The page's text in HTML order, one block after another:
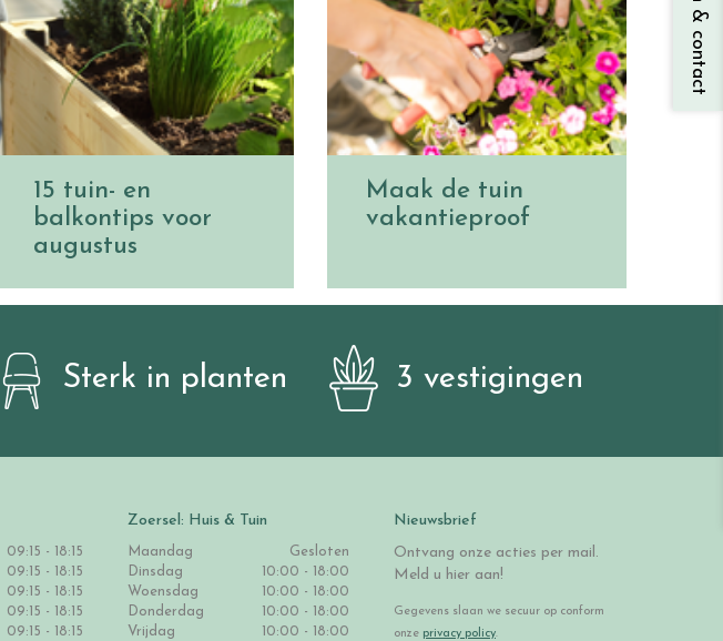
15 tuin- en
balkontips voor
augustus
Maak de tuin
vakantieproof
Sterk in planten 3 vestigingen
09:15 - 18:15
09:15 - 18:15
09:15 - 18:15
09:15 - 18:15
09:15 - 18:15
Zoersel: Huis & Tuin
Maandag
Gesloten
Dinsdag
10:00 - 18:00
Woensdag
10:00 - 18:00
Donderdag
10:00 - 18:00
Vrijdag
10:00 - 18:00
Nieuwsbrief
Ontvang onze acties per mail.
Meld u hier aan!
Gegevens slaan we secuur op conform
onze privacy policy.